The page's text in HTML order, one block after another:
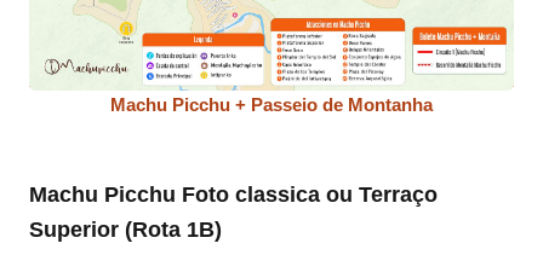
Machu Picchu + Passeio de Montanha
Machu Picchu Foto classica ou Terraço
Superior (Rota 1B)